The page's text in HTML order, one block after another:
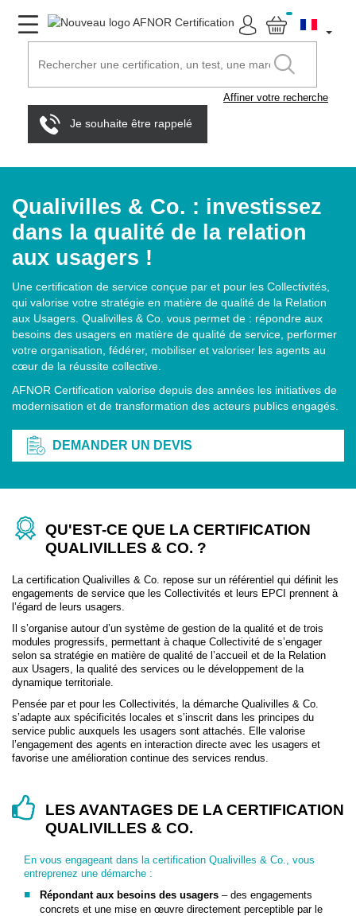
Affiner votre recherche
Je souhaite être rappelé
Qualivilles & Co. : investissez
dans la qualité de la relation
aux usagers !
Une certification de service conçue par et pour les Collectivités,
qui valorise votre stratégie en matière de qualité de la Relation
aux Usagers. Qualivilles & Co. vous permet de : répondre aux
besoins des usagers en matière de qualité de service, performer
votre organisation, fédérer, mobiliser et valoriser les agents au
cœur de la réussite collective.
AFNOR Certification valorise depuis des années les initiatives de
modernisation et de transformation des acteurs publics engagés.
DEMANDER UN DEVIS
QU'EST-CE QUE LA CERTIFICATION
QUALIVILLES & CO. ?
La certification Qualivilles & Co. repose sur un référentiel qui définit les
engagements de service que les Collectivités et leurs EPCI prennent à
l’égard de leurs usagers.
Il s’organise autour d’un système de gestion de la qualité et de trois
modules progressifs, permettant à chaque Collectivité de s’engager
selon sa stratégie en matière de qualité de l’accueil et de la Relation
aux Usagers, la qualité des services ou le développement de la
dynamique territoriale.
Pensée par et pour les Collectivités, la démarche Qualivilles & Co.
s’adapte aux spécificités locales et s’inscrit dans les principes du
service public auxquels les usagers sont attachés. Elle valorise
l’engagement des agents en interaction directe avec les usagers et
favorise une amélioration continue des services rendus.
LES AVANTAGES DE LA CERTIFICATION
QUALIVILLES & CO.
En vous engageant dans la certification Qualivilles & Co., vous
entreprenez une démarche :
Répondant aux besoins des usagers – des engagements
concrets et une mise en œuvre directement perceptible par le